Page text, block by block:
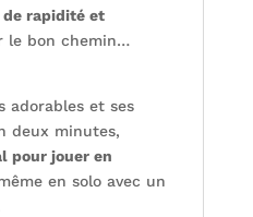
rapidité et
le bon chemin…
adorables et ses
deux minutes,
pour jouer en
en solo avec un